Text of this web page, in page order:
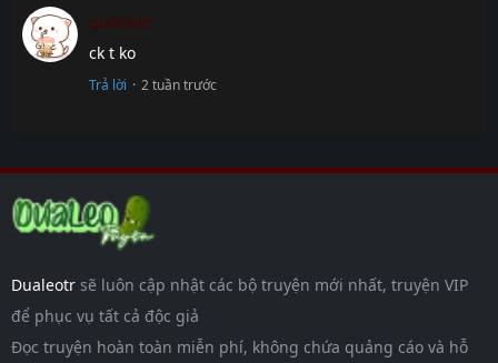
Chap 10
trước
Chap 7
trước
Chap 5
trước
quockiet
ck t ko
Trả lời · 2 tuần trước
Dualeotr sẽ luôn cập nhật các bộ truyện mới nhất, truyện VIP
để phục vụ tất cả độc giả
Đọc truyện hoàn toàn miễn phí, không chứa quảng cáo và hỗ